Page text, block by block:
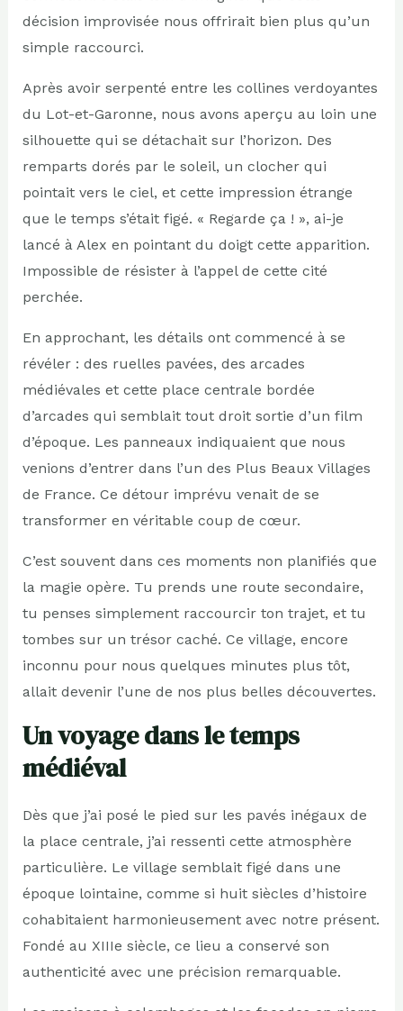
décision improvisée nous offrirait bien plus qu’un
simple raccourci.
Après avoir serpenté entre les collines verdoyantes
du Lot-et-Garonne, nous avons aperçu au loin une
silhouette qui se détachait sur l’horizon. Des
remparts dorés par le soleil, un clocher qui
pointait vers le ciel, et cette impression étrange
que le temps s’était figé. « Regarde ça ! », ai-je
lancé à Alex en pointant du doigt cette apparition.
Impossible de résister à l’appel de cette cité
perchée.
En approchant, les détails ont commencé à se
révéler : des ruelles pavées, des arcades
médiévales et cette place centrale bordée
d’arcades qui semblait tout droit sortie d’un film
d’époque. Les panneaux indiquaient que nous
venions d’entrer dans l’un des Plus Beaux Villages
de France. Ce détour imprévu venait de se
transformer en véritable coup de cœur.
C’est souvent dans ces moments non planifiés que
la magie opère. Tu prends une route secondaire,
tu penses simplement raccourcir ton trajet, et tu
tombes sur un trésor caché. Ce village, encore
inconnu pour nous quelques minutes plus tôt,
allait devenir l’une de nos plus belles découvertes.
Un voyage dans le temps
médiéval
Dès que j’ai posé le pied sur les pavés inégaux de
la place centrale, j’ai ressenti cette atmosphère
particulière. Le village semblait figé dans une
époque lointaine, comme si huit siècles d’histoire
cohabitaient harmonieusement avec notre présent.
Fondé au XIIIe siècle, ce lieu a conservé son
authenticité avec une précision remarquable.